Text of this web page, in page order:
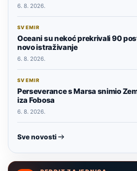
6. 8. 2026.
SVEMIR
Oceani su nekoć prekrivali 90
novo istraživanje
6. 8. 2026.
SVEMIR
Perseverance s Marsa snimio
iza Fobosa
6. 8. 2026.
Sve novosti